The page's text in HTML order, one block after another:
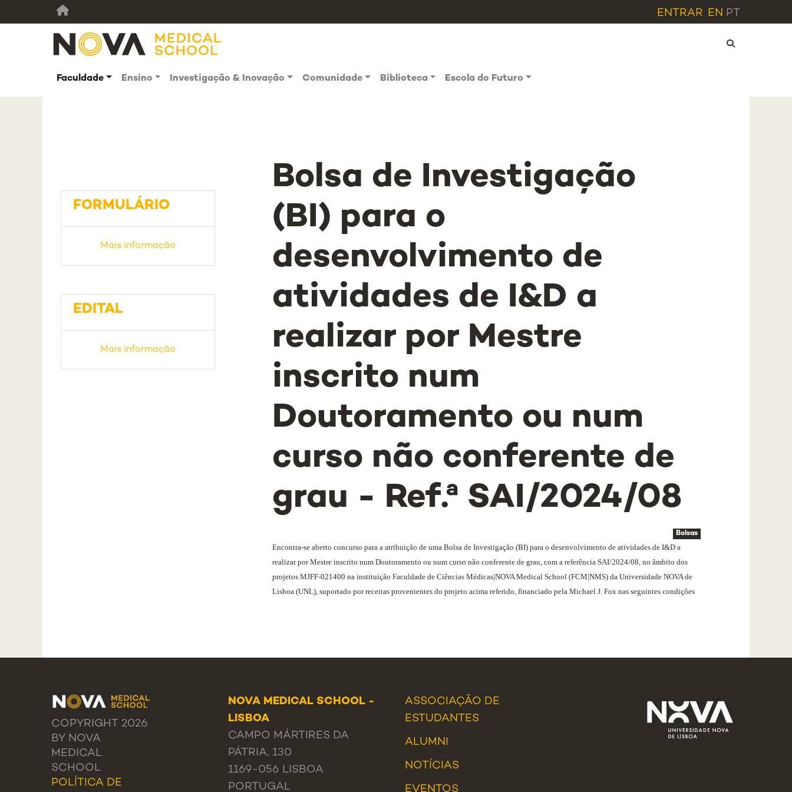
ENTRAR EN PT
Faculdade Ensino Investigação & Inovação Comunidade Biblioteca Escola do Futuro
Bolsa de Investigação
(BI) para o
desenvolvimento de
atividades de I&D a
realizar por Mestre
inscrito num
Doutoramento ou num
curso não conferente de
grau - Ref.ª SAI/2024/08
Bolsas
Encontra-se aberto concurso para a atribuição de uma Bolsa de Investigação (BI) para o desenvolvimento de atividades de I&D a
realizar por Mestre inscrito num Doutoramento ou num curso não conferente de grau, com a referência SAI/2024/08, no âmbito dos
projetos MJFF-021400 na instituição Faculdade de Ciências Médicas|NOVA Medical School (FCM|NMS) da Universidade NOVA de
Lisboa (UNL), suportado por receitas provenientes do projeto acima referido, financiado pela Michael J. Fox nas seguintes condições
FORMULÁRIO
Mais informação
EDITAL
Mais informação
COPYRIGHT 2026
BY NOVA
MEDICAL
SCHOOL
POLÍTICA DE
NOVA MEDICAL SCHOOL -
LISBOA
CAMPO MÁRTIRES DA
PÁTRIA, 130
1169-056 LISBOA
PORTUGAL
ASSOCIAÇÃO DE
ESTUDANTES
ALUMNI
NOTÍCIAS
EVENTOS